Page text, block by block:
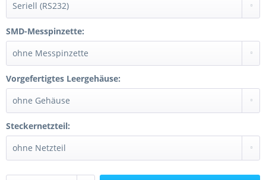
SMD-Messpinzette:
Vorgefertigtes Leergehäuse:
Steckernetzteil: